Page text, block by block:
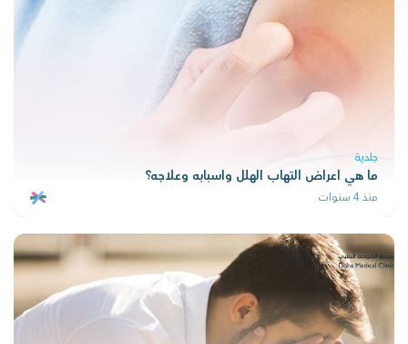
جلدية
ما هي اعراض التهاب الهلل واسبابه وعلاجه؟
منذ 4 سنوات